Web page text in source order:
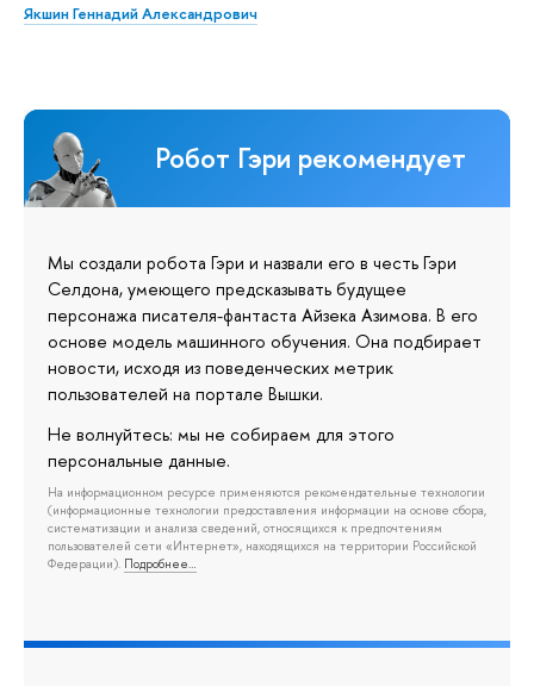
Якшин Геннадий Александрович
Робот Гэри рекомендует
Мы создали робота Гэри и назвали его в честь Гэри
Селдона, умеющего предсказывать будущее
персонажа писателя-фантаста Айзека Азимова. В его
основе модель машинного обучения. Она подбирает
новости, исходя из поведенческих метрик
пользователей на портале Вышки.
Не волнуйтесь: мы не собираем для этого
персональные данные.
На информационном ресурсе применяются рекомендательные технологии
(информационные технологии предоставления информации на основе сбора,
систематизации и анализа сведений, относящихся к предпочтениям
пользователей сети «Интернет», находящихся на территории Российской
Федерации). Подробнее…